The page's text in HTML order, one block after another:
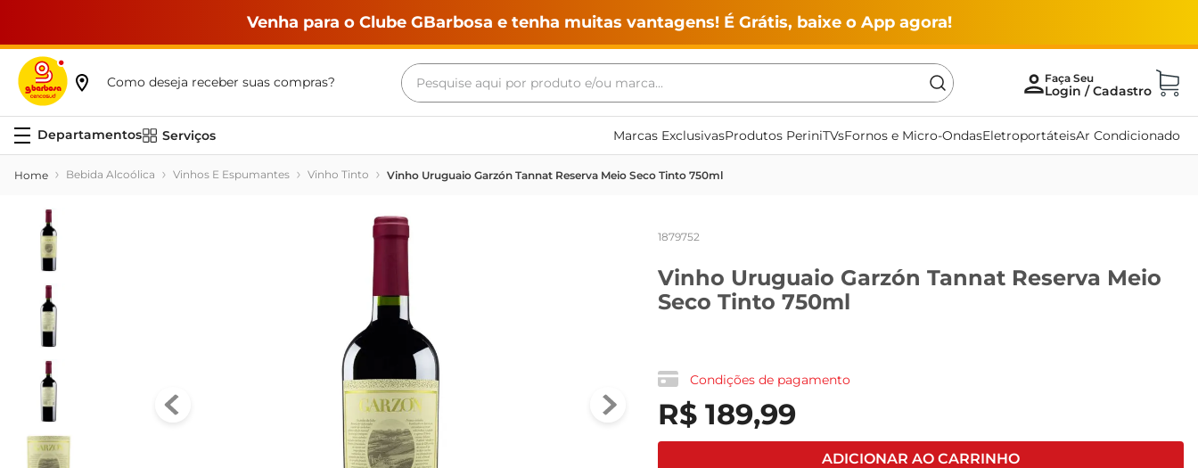
Venha para o Clube GBarbosa e tenha muitas vantagens! É Grátis, baixe o App agora!
Como deseja receber suas compras?
Pesquise aqui por produto e/ou marca...
Serviços Marcas ExclusivasProdutos PeriniTVsFornos e Micro-OndasEletroportáteisAr Condicionado
Bebida Alcoólica Vinhos E Espumantes Vinho Tinto Vinho Uruguaio Garzón Tannat Reserva Meio Seco Tinto 750ml
1879752
Vinho Uruguaio Garzón Tannat Reserva Meio
Seco Tinto 750ml
Condições de pagamento
R$ 189,99
ADICIONAR AO CARRINHO
Termos mais buscados
maquina lavar
vinho
leite pó